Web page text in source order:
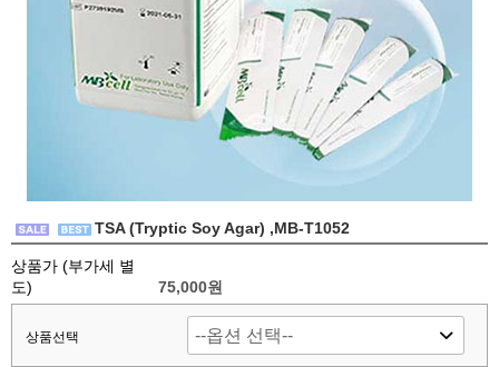
TSA (Tryptic Soy Agar) ,MB-T1052
상품가 (부가세 별
도)
75,000원
상품선택